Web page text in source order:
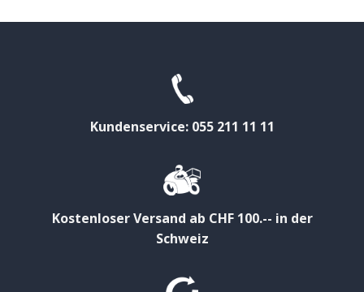
Kundenservice: 055 211 11 11
Kostenloser Versand ab CHF 100.-- in der
Schweiz